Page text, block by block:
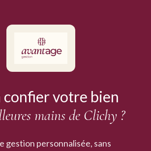
confier votre bien
mains de Clichy ?
gestion personnalisée, sans